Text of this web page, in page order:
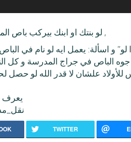
لو بنتك او ابنك بيركب باص المدرسة ,
لو” و اسألة: يعمل ايه لو نام في
الباص في جراج المدرسة و كل
للأولاد علشان لا قدر الله لو حصل
يعرف
TWITTER